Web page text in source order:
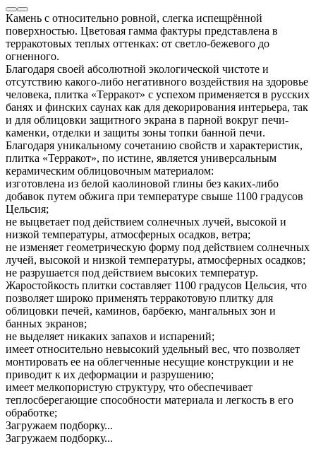
Камень с относительно ровной, слегка испещрённой
поверхностью. Цветовая гамма фактуры представлена в
терракотовых теплых оттенках: от светло-бежевого до
огненного.
Благодаря своей абсолютной экологической чистоте и
отсутствию какого-либо негативного воздействия на здоровье
человека, плитка «Терракот» с успехом применяется в русских
банях и финских саунах как для декорирования интерьера, так
и для облицовки защитного экрана в парной вокруг печи-
каменки, отделки и защиты зоны топки банной печи.
Благодаря уникальному сочетанию свойств и характеристик,
плитка «Терракот», по истине, является универсальным
керамическим облицовочным материалом:
изготовлена из белой каолиновой глины без каких-либо
добавок путем обжига при температуре свыше 1100 градусов
Цельсия;
не выцветает под действием солнечных лучей, высокой и
низкой температуры, атмосферных осадков, ветра;
не изменяет геометрическую форму под действием солнечных
лучей, высокой и низкой температуры, атмосферных осадков;
не разрушается под действием высоких температур.
Жаростойкость плитки составляет 1100 градусов Цельсия, что
позволяет широко применять терракотовую плитку для
облицовки печей, каминов, барбекю, мангальных зон и
банных экранов;
не выделяет никаких запахов и испарений;
имеет относительно невысокий удельный вес, что позволяет
монтировать ее на облегченные несущие конструкции и не
приводит к их деформации и разрушению;
имеет мелкопористую структуру, что обеспечивает
теплосберегающие способности материала и легкость в его
обработке;
Загружаем подборку...
Загружаем подборку...